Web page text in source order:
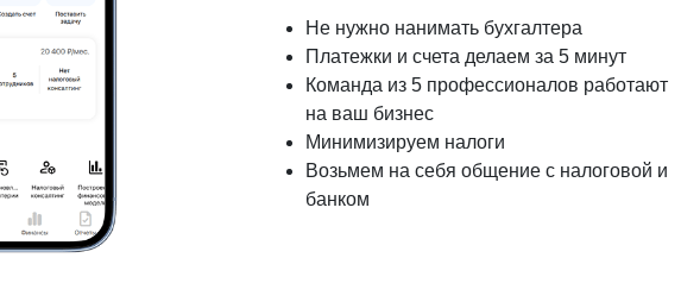
Не нужно нанимать бухгалтера
Платежки и счета делаем за 5 минут
Команда из 5 профессионалов работают
на ваш бизнес
Минимизируем налоги
Возьмем на себя общение с налоговой и
банком
ваш номер телефона и мы вам перезвоним!
ПринимаюПолитику конфиденциальности
ДаюСогласие на обработку персональных данных